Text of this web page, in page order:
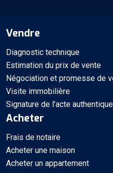
Vendre
Diagnostic technique
Estimation du prix de vente
Négociation et promesse de
Visite immobilière
Signature de l’acte authentique
Acheter
Frais de notaire
Acheter une maison
Acheter un appartement